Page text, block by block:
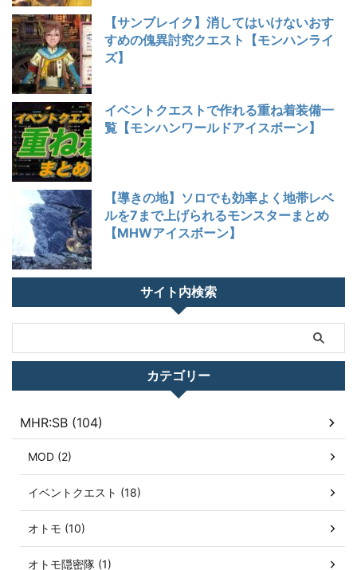
【サンブレイク】消してはいけないおす
すめの傀異討究クエスト【モンハンライ
ズ】
イベントクエストで作れる重ね着装備一
覧【モンハンワールドアイスボーン】
【導きの地】ソロでも効率よく地帯レベ
ルを7まで上げられるモンスターまとめ
【MHWアイスボーン】
サイト内検索
カテゴリー
MHR:SB (104)
MOD (2)
イベントクエスト (18)
オトモ (10)
オトモ隠密隊 (1)